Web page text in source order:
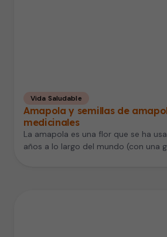
Vida Saludable
Amapola y semillas de
medicinales
La amapola es una flor que se ha
años a lo largo del mundo (con una